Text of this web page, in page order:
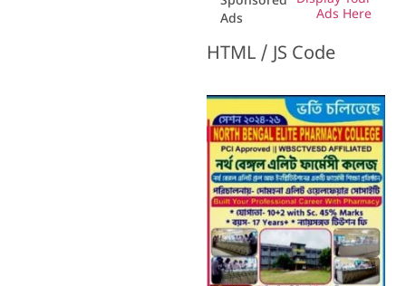
Ads
Ads Here
HTML / JS Code